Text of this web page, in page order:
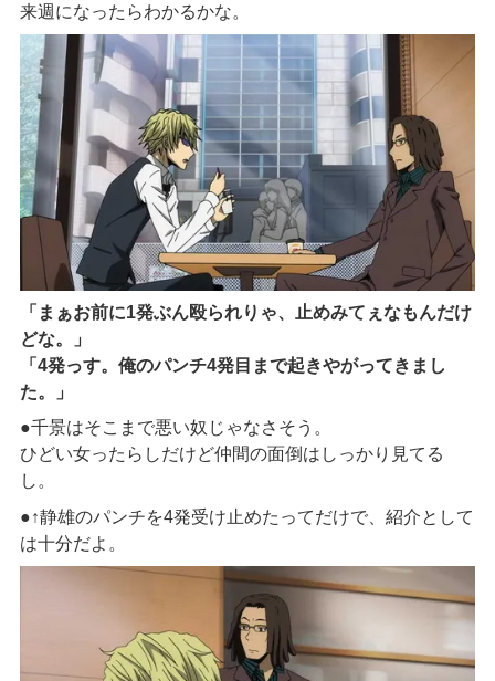
来週になったらわかるかな。
「 まぁお前に1発ぶん殴られりゃ、止めみてぇなもんだけ
どな。
」
「 4発っす。俺のパンチ4発目まで起きやがってきまし
た。
」
●千景はそこまで悪い奴じゃなさそう。
ひどい女ったらしだけど仲間の面倒はしっかり見てる
し。
●↑静雄のパンチを4発受け止めたってだけで、紹介として
は十分だよ。